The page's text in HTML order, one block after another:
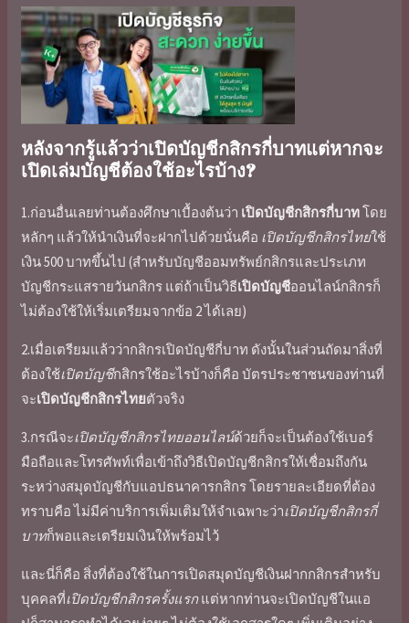
หลังจากรู้แล้วว่าเปิดบัญชีกสิกรกี่บาทแต่หากจะ
เปิดเล่มบัญชีต้องใช้อะไรบ้าง?
1.ก่อนอื่นเลยท่านต้องศึกษาเบื้องต้นว่า เปิดบัญชีกสิกรกี่บาทโดย
หลักๆ แล้วให้นำเงินที่จะฝากไปด้วยนั่นคือ เปิดบัญชีกสิกรไทยใช้
เงิน 500 บาทขึ้นไป (สำหรับบัญชีออมทรัพย์กสิกรและประเภท
บัญชีกระแสรายวันกสิกร แต่ถ้าเป็นวิธีเปิดบัญชีออนไลน์กสิกรก็
ไม่ต้องใช้ให้เริ่มเตรียมจากข้อ 2 ได้เลย)
2.เมื่อเตรียมแล้วว่ากสิกรเปิดบัญชีกี่บาท ดังนั้นในส่วนถัดมาสิ่งที่
ต้องใช้เปิดบัญชีกสิกรใช้อะไรบ้างก็คือ บัตรประชาชนของท่านที่
จะเปิดบัญชีกสิกรไทยตัวจริง
3.กรณีจะเปิดบัญชีกสิกรไทยออนไลน์ด้วยก็จะเป็นต้องใช้เบอร์
มือถือและโทรศัพท์เพื่อเข้าถึงวิธีเปิดบัญชีกสิกรให้เชื่อมถึงกัน
ระหว่างสมุดบัญชีกับแอปธนาคารกสิกรโดยรายละเอียดที่ต้อง
ทราบคือ ไม่มีค่าบริการเพิ่มเติมให้จำเฉพาะว่าเปิดบัญชีกสิกรกี่
บาทก็พอและเตรียมเงินให้พร้อมไว้
และนี่ก็คือ สิ่งที่ต้องใช้ในการเปิดสมุดบัญชีเงินฝากกสิกรสำหรับ
บุคคลที่เปิดบัญชีกสิกรครั้งแรกแต่หากท่านจะเปิดบัญชีในแอ